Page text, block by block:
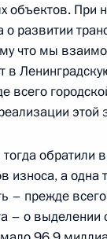
объектов.
развитии
что мы
в
всего
этой
обратили
износа, а одна
– прежде
– о выделении